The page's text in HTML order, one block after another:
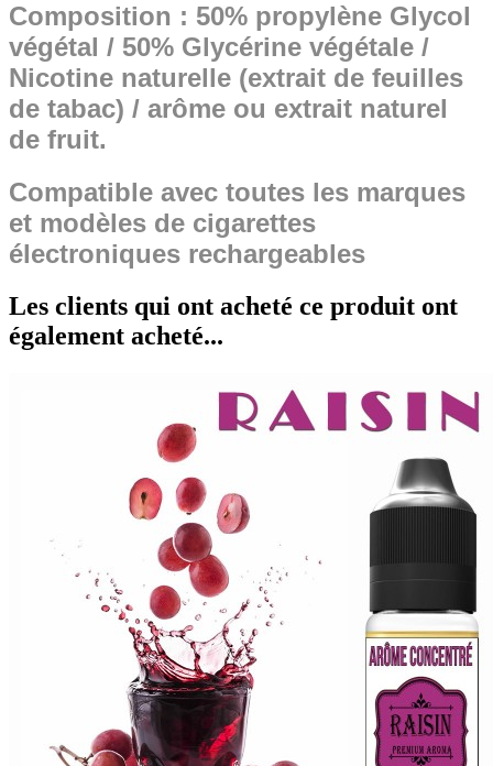
Composition : 50% propylène Glycol
végétal / 50% Glycérine végétale /
Nicotine naturelle (extrait de feuilles
de tabac) / arôme ou extrait naturel
de fruit.
Compatible avec toutes les marques
et modèles de cigarettes
électroniques rechargeables
Les clients qui ont acheté ce produit ont
également acheté...